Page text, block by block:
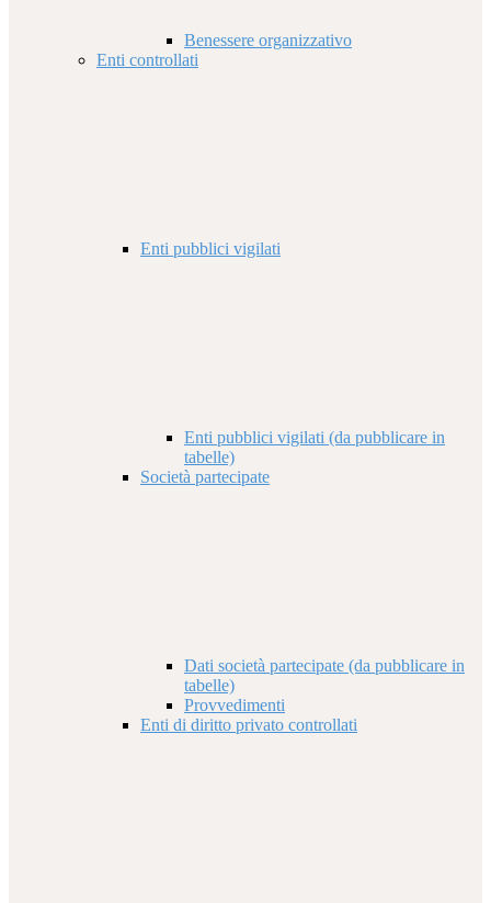
Benessere organizzativo
Enti controllati
Enti pubblici vigilati
Enti pubblici vigilati (da pubblicare in
tabelle)
Società partecipate
Dati società partecipate (da pubblicare in
tabelle)
Provvedimenti
Enti di diritto privato controllati